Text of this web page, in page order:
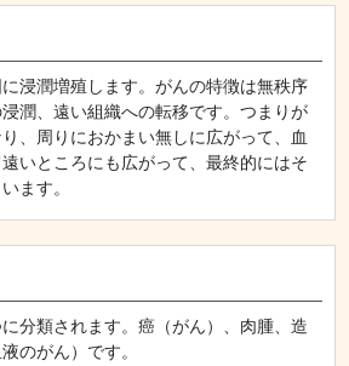
浸潤増殖します。がんの特徴は無秩序
潤、遠い組織への転移です。つまりが
、周りにおかまい無しに広がって、血
いところにも広がって、最終的にはそ
ます。
分類されます。癌（がん）、肉腫、造
のがん）です。